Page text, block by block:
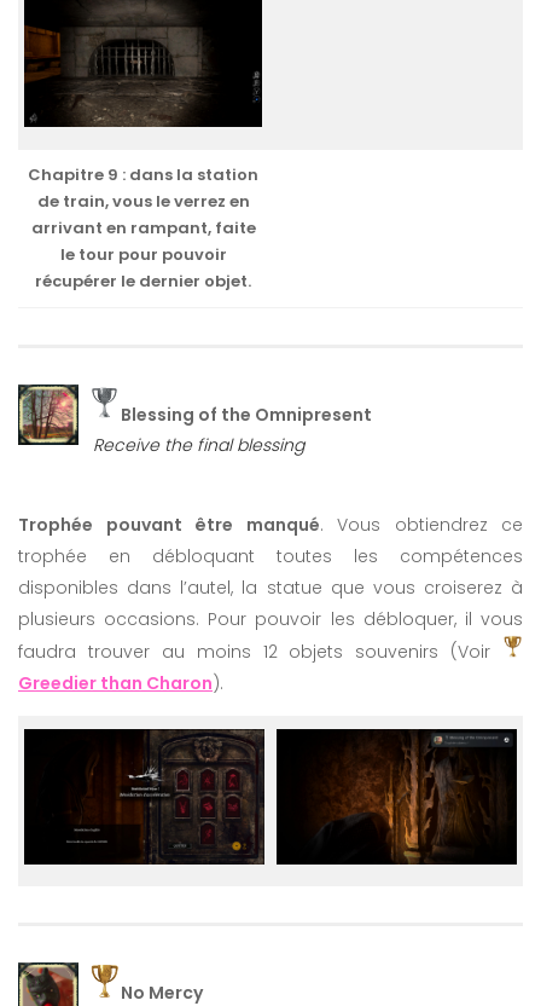
Chapitre 9 : dans la station
de train, vous le verrez en
arrivant en rampant, faite
le tour pour pouvoir
récupérer le dernier objet.
Blessing of the Omnipresent
Receive the final blessing
Trophée pouvant être manqué. Vous obtiendrez ce
trophée en débloquant toutes les compétences
disponibles dans l’autel, la statue que vous croiserez à
plusieurs occasions. Pour pouvoir les débloquer, il vous
faudra trouver au moins 12 objets souvenirs (Voir
Greedier than Charon).
No Mercy